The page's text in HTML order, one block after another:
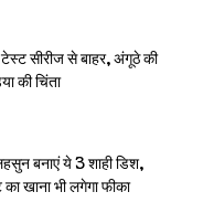
सीरीज से बाहर, अंगूठे की
की चिंता
बनाएं ये 3 शाही डिश,
का खाना भी लगेगा फीका